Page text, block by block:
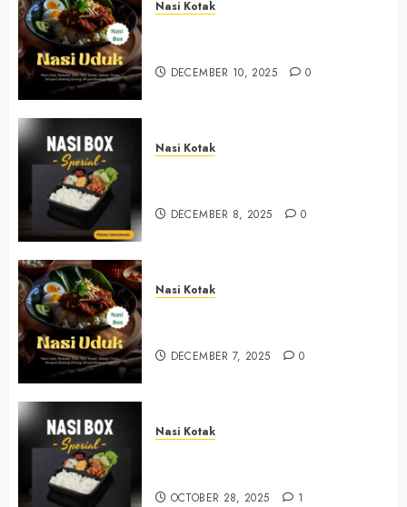
Nasi Kotak
DECEMBER 10, 2025 0
Nasi Kotak
DECEMBER 8, 2025 0
Nasi Kotak
DECEMBER 7, 2025 0
Nasi Kotak
OCTOBER 28, 2025 1